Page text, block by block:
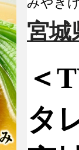
宮城
＜
タ